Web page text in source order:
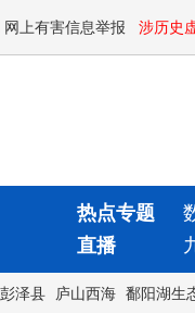
网上有害信息举报 涉历史
热点专题
直播
彭泽县 庐山西海 鄱阳湖生